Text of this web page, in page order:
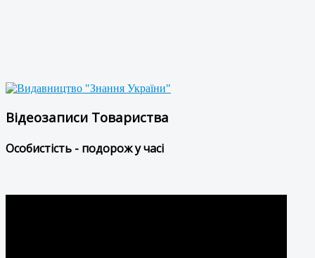
Відеозаписи Товариства
Особистість - подорож у часі